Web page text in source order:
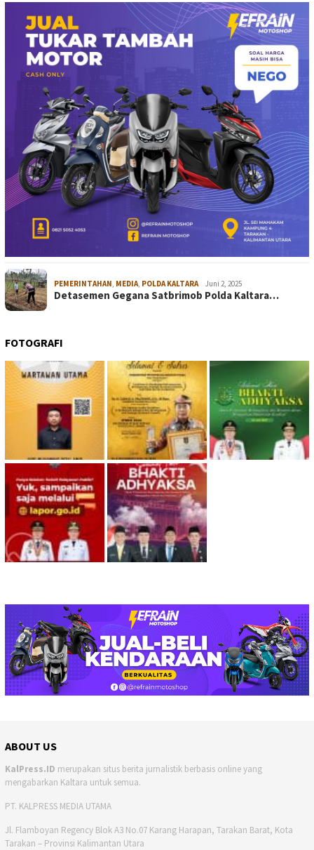
PEMERINTAHAN, MEDIA, POLDA KALTARA Juni 2, 2025
Detasemen Gegana Satbrimob Polda Kaltara…
FOTOGRAFI
ABOUT US
KalPress.ID merupakan situs berita jurnalistik berbasis online yang
mengabarkan Kaltara untuk semua.
PT. KALPRESS MEDIA UTAMA
Jl. Flamboyan Regency Blok A3 No.07 Karang Harapan, Tarakan Barat, Kota
Tarakan – Provinsi Kalimantan Utara